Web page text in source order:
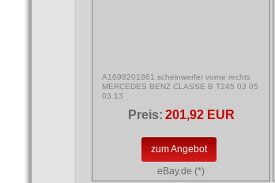
A1698201861 scheinwerfer vorne rechts
MERCEDES BENZ CLASSE B T245 03 05
03 13
Preis: 201,92 EUR
zum Angebot
eBay.de (*)